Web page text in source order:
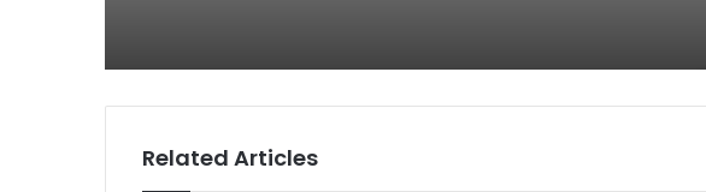
Related Articles